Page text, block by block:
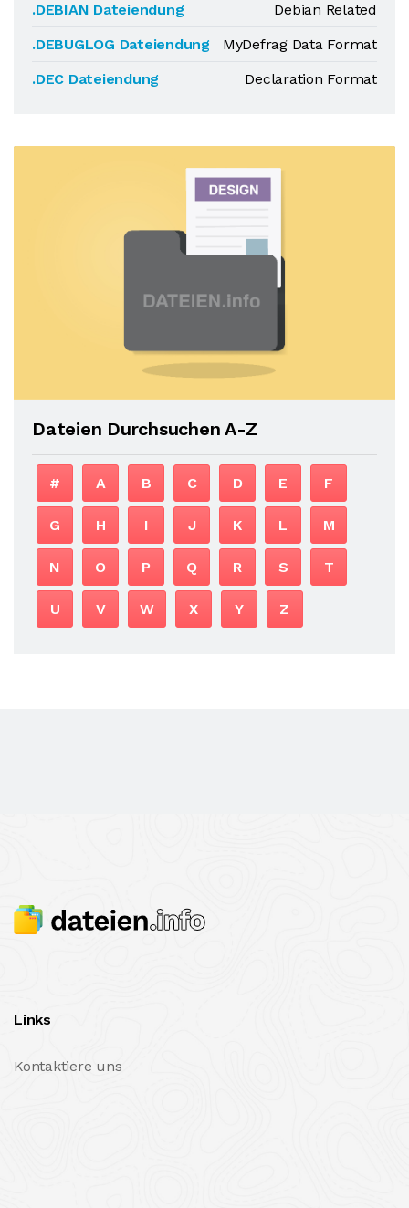
.DEBIAN Dateiendung
Debian Related
.DEBUGLOG Dateiendung
MyDefrag Data Format
.DEC Dateiendung
Declaration Format
Dateien Durchsuchen A-Z
# A B C D E F
G H I J K L M
N O P Q R S T
U V W X Y Z
Links
Kontaktiere uns